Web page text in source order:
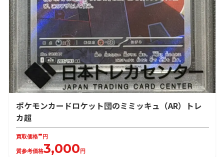
ポケモンカードロケット団のミミッキュ（AR）トレ
カ超
買取価格- 円
質参考価格3,000 円